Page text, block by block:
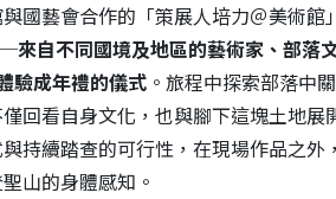
國藝會合作的「策展人培力＠美術館
來自不同國境及地區的藝術家、部落
驗成年禮的儀式 。旅程中探索部落中
回看自身文化，也與腳下這塊土地展
持續踏查的可行性，在現場作品之外
山的身體感知。